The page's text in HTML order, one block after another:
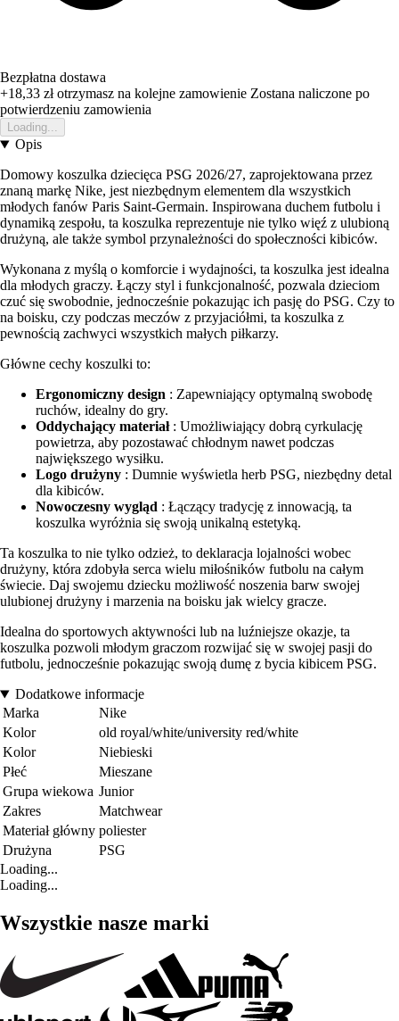
Bezpłatna dostawa
+18,33 złotrzymasz na kolejne zamowienie Zostana naliczone po
potwierdzeniu zamowienia
Loading...
Opis
Domowy koszulka dziecięca PSG 2026/27, zaprojektowana przez
znaną markę Nike, jest niezbędnym elementem dla wszystkich
młodych fanów Paris Saint-Germain. Inspirowana duchem futbolu i
dynamiką zespołu, ta koszulka reprezentuje nie tylko więź z ulubioną
drużyną, ale także symbol przynależności do społeczności kibiców.
Wykonana z myślą o komforcie i wydajności, ta koszulka jest idealna
dla młodych graczy. Łączy styl i funkcjonalność, pozwala dzieciom
czuć się swobodnie, jednocześnie pokazując ich pasję do PSG. Czy to
na boisku, czy podczas meczów z przyjaciółmi, ta koszulka z
pewnością zachwyci wszystkich małych piłkarzy.
Główne cechy koszulki to:
Ergonomiczny design : Zapewniający optymalną swobodę
ruchów, idealny do gry.
Oddychający materiał: Umożliwiający dobrą cyrkulację
powietrza, aby pozostawać chłodnym nawet podczas
największego wysiłku.
Logo drużyny : Dumnie wyświetla herb PSG, niezbędny detal
dla kibiców.
Nowoczesny wygląd : Łączący tradycję z innowacją, ta
koszulka wyróżnia się swoją unikalną estetyką.
Ta koszulka to nie tylko odzież, to deklaracja lojalności wobec
drużyny, która zdobyła serca wielu miłośników futbolu na całym
świecie. Daj swojemu dziecku możliwość noszenia barw swojej
ulubionej drużyny i marzenia na boisku jak wielcy gracze.
Idealna do sportowych aktywności lub na luźniejsze okazje, ta
koszulka pozwoli młodym graczom rozwijać się w swojej pasji do
futbolu, jednocześnie pokazując swoją dumę z bycia kibicem PSG.
Dodatkowe informacje
Marka
Nike
Kolor
old royal/white/university red/white
Kolor
Niebieski
Płeć
Mieszane
Grupa wiekowa Junior
Zakres
Matchwear
Materiał główny poliester
Drużyna
PSG
Loading...
Loading...
Wszystkie nasze marki